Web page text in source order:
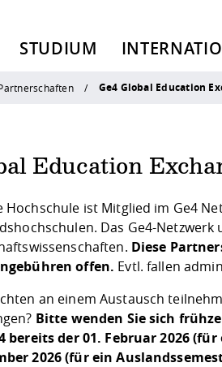
STUDIUM
Ge4 Global Education
Education
Hochschule ist Mitglied im Ge4
Das Ge4-
Diese
offen. Evtl. fallen
an einem Austausch
Bitte wenden Sie sich
bereits der 01. Februar 2026
2026 (für ein